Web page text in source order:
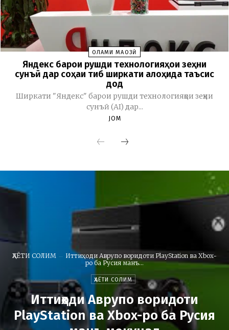
ОЛАМИ МАҶОЗӢ
Яндекс барои рушди технологияҳои зеҳни
сунъӣ дар соҳаи тиб ширкати алоҳида таъсис
дод
Ширкати "Яндекс" барои рушди технологияҳои зеҳни
сунъӣ (AI) дар...
JOM